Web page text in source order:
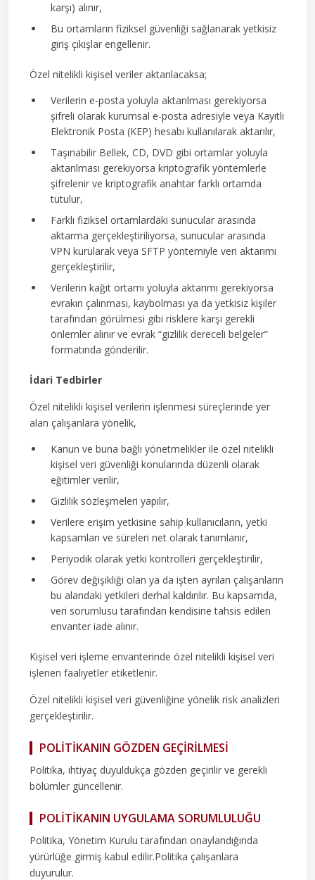
karşı) alınır,
Bu ortamların fiziksel güvenliği sağlanarak yetkisiz
giriş çıkışlar engellenir.
Özel nitelikli kişisel veriler aktarılacaksa;
Verilerin e-posta yoluyla aktarılması gerekiyorsa
şifreli olarak kurumsal e-posta adresiyle veya Kayıtlı
Elektronik Posta (KEP) hesabı kullanılarak aktarılır,
Taşınabilir Bellek, CD, DVD gibi ortamlar yoluyla
aktarılması gerekiyorsa kriptografik yöntemlerle
şifrelenir ve kriptografik anahtar farklı ortamda
tutulur,
Farklı fiziksel ortamlardaki sunucular arasında
aktarma gerçekleştiriliyorsa, sunucular arasında
VPN kurularak veya SFTP yöntemiyle veri aktarımı
gerçekleştirilir,
Verilerin kağıt ortamı yoluyla aktarımı gerekiyorsa
evrakın çalınması, kaybolması ya da yetkisiz kişiler
tarafından görülmesi gibi risklere karşı gerekli
önlemler alınır ve evrak “gizlilik dereceli belgeler”
formatında gönderilir.
İdari Tedbirler
Özel nitelikli kişisel verilerin işlenmesi süreçlerinde yer
alan çalışanlara yönelik,
Kanun ve buna bağlı yönetmelikler ile özel nitelikli
kişisel veri güvenliği konularında düzenli olarak
eğitimler verilir,
Gizlilik sözleşmeleri yapılır,
Verilere erişim yetkisine sahip kullanıcıların, yetki
kapsamları ve süreleri net olarak tanımlanır,
Periyodik olarak yetki kontrolleri gerçekleştirilir,
Görev değişikliği olan ya da işten ayrılan çalışanların
bu alandaki yetkileri derhal kaldırılır. Bu kapsamda,
veri sorumlusu tarafından kendisine tahsis edilen
envanter iade alınır.
Kişisel veri işleme envanterinde özel nitelikli kişisel veri
işlenen faaliyetler etiketlenir.
Özel nitelikli kişisel veri güvenliğine yönelik risk analizleri
gerçekleştirilir.
POLİTİKANIN GÖZDEN GEÇİRİLMESİ
Politika, ihtiyaç duyuldukça gözden geçirilir ve gerekli
bölümler güncellenir.
POLİTİKANIN UYGULAMA SORUMLULUĞU
Politika, Yönetim Kurulu tarafından onaylandığında
yürürlüğe girmiş kabul edilir.Politika çalışanlara
duyurulur.